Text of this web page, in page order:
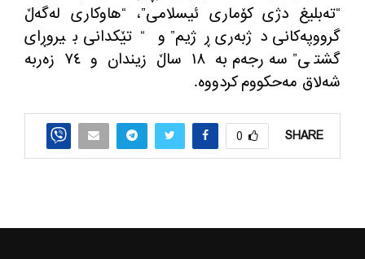
“ته‌بلیغ دژی كۆماری ئیسلامی”، “هاوكاری له‌گه‌ڵ
گرووپه‌كانی دژبه‌ری ڕژیم” و “تێكدانی بیروڕای
گشتی” سه‌رجه‌م به‌ ١٨ ساڵ زیندان و ٧٤ زه‌ربه
شه‌لاق مه‌حكووم كردووه‌.
SHARE
0